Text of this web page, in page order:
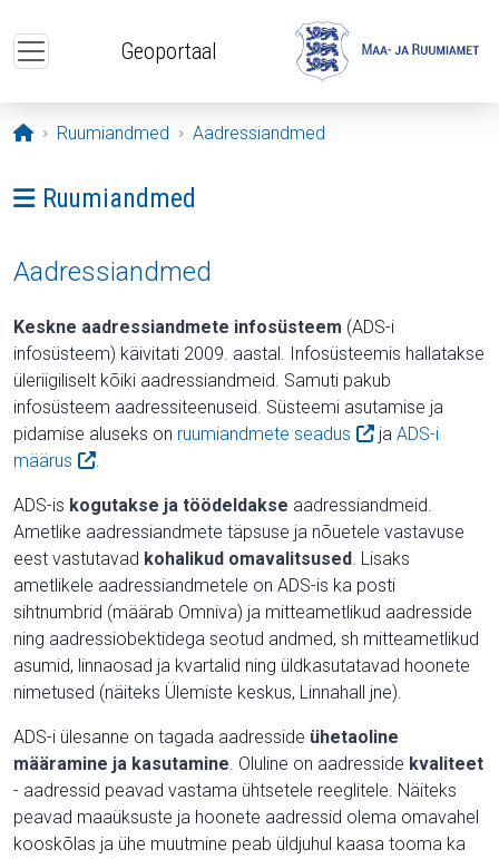
Geoportaal
Avaleht
Ruumiandmed Aadressiandmed
Ava menüü: Ruumiandmed
Ruumiandmed
Aadressiandmed
Keskne aadressiandmete infosüsteem (ADS-i
infosüsteem) käivitati 2009. aastal. Infosüsteemis hallatakse
üleriigiliselt kõiki aadressiandmeid. Samuti pakub
infosüsteem aadressiteenuseid. Süsteemi asutamise ja
pidamise aluseks on ruumiandmete seadus ja ADS-i
määrus
.
ADS-is kogutakse ja töödeldakse aadressiandmeid.
Ametlike aadressiandmete täpsuse ja nõuetele vastavuse
eest vastutavad kohalikud omavalitsused. Lisaks
ametlikele aadressiandmetele on ADS-is ka posti
sihtnumbrid (määrab Omniva) ja mitteametlikud aadresside
ning aadressiobektidega seotud andmed, sh mitteametlikud
asumid, linnaosad ja kvartalid ning üldkasutatavad hoonete
nimetused (näiteks Ülemiste keskus, Linnahall jne).
ADS-i ülesanne on tagada aadresside ühetaoline
määramine ja kasutamine. Oluline on aadresside kvaliteet
- aadressid peavad vastama ühtsetele reeglitele. Näiteks
peavad maaüksuste ja hoonete aadressid olema omavahel
kooskõlas ja ühe muutmine peab üldjuhul kaasa tooma ka